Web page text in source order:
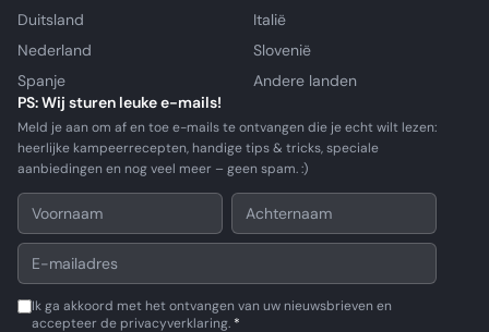
Duitsland
Italië
Nederland
Slovenië
Spanje
Andere landen
PS: Wij sturen leuke e-mails!
Meld je aan om af en toe e-mails te ontvangen die je echt wilt lezen:
heerlijke kampeerrecepten, handige tips & tricks, speciale
aanbiedingen en nog veel meer – geen spam. :)
Ik ga akkoord met het ontvangen van uw nieuwsbrieven en
accepteer de privacyverklaring. *